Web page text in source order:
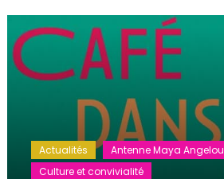
Actualités
Antenne Maya Angelou
Culture et convivialité